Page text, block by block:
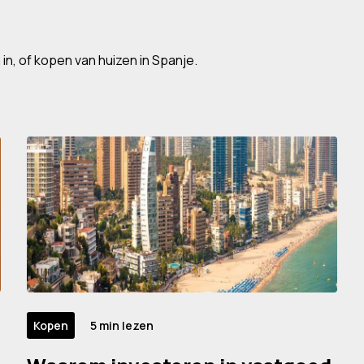
of kopen van huizen in Spanje.
Kopen 5 min lezen